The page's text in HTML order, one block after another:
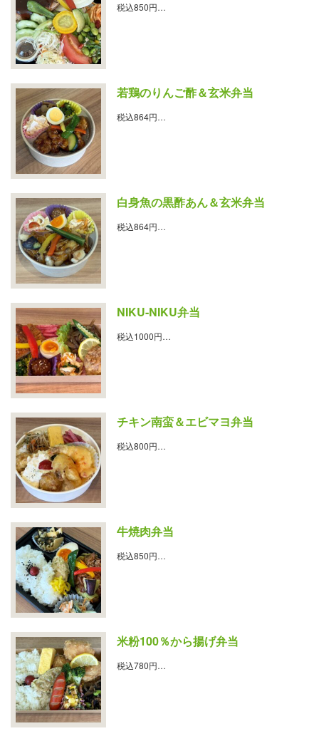
税込850円…
若鶏のりんご酢＆玄米弁当
税込864円…
白身魚の黒酢あん＆玄米弁当
税込864円…
NIKU-NIKU弁当
税込1000円…
チキン南蛮＆エビマヨ弁当
税込800円…
牛焼肉弁当
税込850円…
米粉100％から揚げ弁当
税込780円…